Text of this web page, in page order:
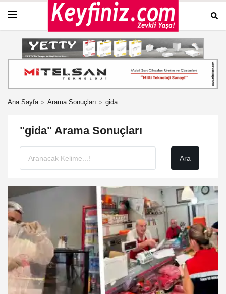
Ana Sayfa Arama Sonuçları gida
"gida" Arama Sonuçları